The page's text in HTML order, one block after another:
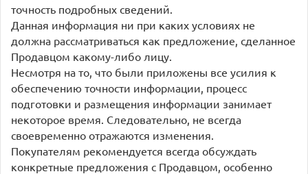
точность подробных сведений.
Данная информация ни при каких условиях не
должна рассматриваться как предложение, сделанное
Продавцом какому-либо лицу.
Несмотря на то, что были приложены все усилия к
обеспечению точности информации, процесс
подготовки и размещения информации занимает
некоторое время. Следовательно, не всегда
своевременно отражаются изменения.
Покупателям рекомендуется всегда обсуждать
конкретные предложения с Продавцом, особенно